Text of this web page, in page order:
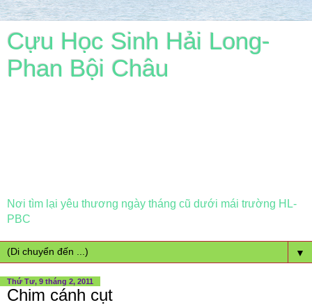
Cựu Học Sinh Hải Long-
Phan Bội Châu
Nơi tìm lại yêu thương ngày tháng cũ dưới mái trường HL-
PBC
▼
Thứ Tư, 9 tháng 2, 2011
Chim cánh cụt